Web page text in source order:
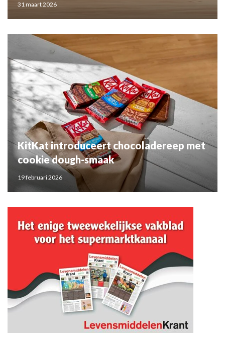
31 maart 2026
KitKat introduceert chocoladereep met
cookie dough-smaak
19 februari 2026